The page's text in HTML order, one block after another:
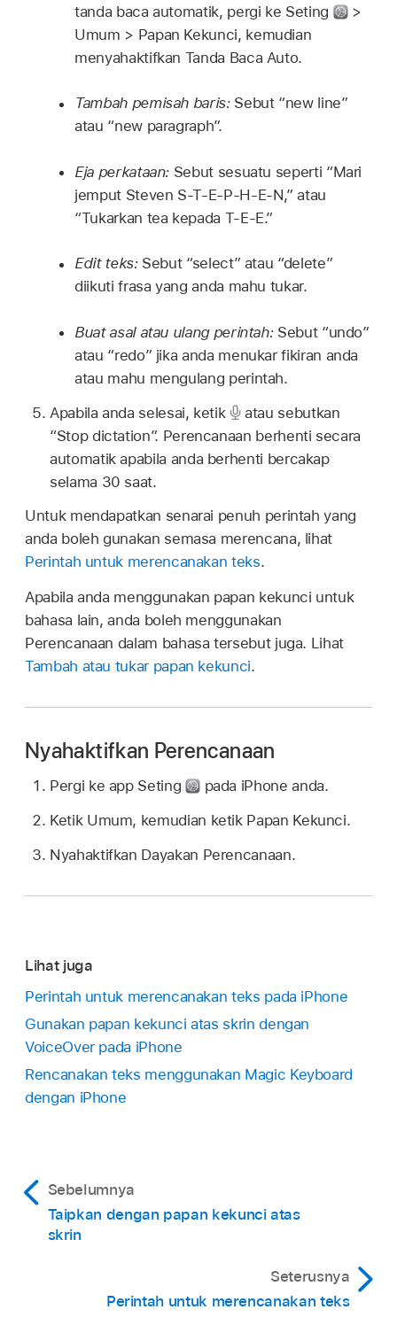
tanda baca automatik, pergi ke Seting
>
Umum > Papan Kekunci, kemudian
menyahaktifkan Tanda Baca Auto.
Tambah pemisah baris: Sebut “new line”
atau “new paragraph”.
Eja perkataan: Sebut sesuatu seperti “Mari
jemput Steven S-T-E-P-H-E-N,” atau
“Tukarkan tea kepada T-E-E.”
Edit teks: Sebut “select” atau “delete”
diikuti frasa yang anda mahu tukar.
Buat asal atau ulang perintah: Sebut “undo”
atau “redo” jika anda menukar fikiran anda
atau mahu mengulang perintah.
Apabila anda selesai, ketik
atau sebutkan
“Stop dictation”. Perencanaan berhenti secara
automatik apabila anda berhenti bercakap
selama 30 saat.
Untuk mendapatkan senarai penuh perintah yang
anda boleh gunakan semasa merencana, lihat
Perintah untuk merencanakan teks.
Apabila anda menggunakan papan kekunci untuk
bahasa lain, anda boleh menggunakan
Perencanaan dalam bahasa tersebut juga. Lihat
Tambah atau tukar papan kekunci.
Nyahaktifkan Perencanaan
Pergi ke app Seting
pada iPhone anda.
Ketik Umum, kemudian ketik Papan Kekunci.
Nyahaktifkan Dayakan Perencanaan.
Lihat juga
Perintah untuk merencanakan teks pada iPhone
Gunakan papan kekunci atas skrin dengan
VoiceOver pada iPhone
Rencanakan teks menggunakan Magic Keyboard
dengan iPhone
Sebelumnya
Taipkan dengan papan kekunci atas
skrin
Seterusnya
Perintah untuk merencanakan teks